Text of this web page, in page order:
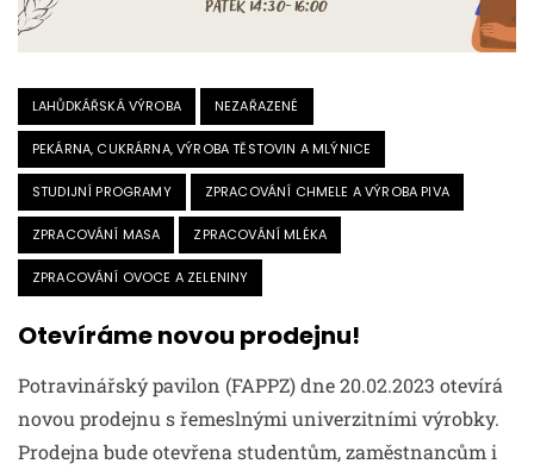
LAHŮDKÁŘSKÁ VÝROBA NEZAŘAZENÉ
PEKÁRNA, CUKRÁRNA, VÝROBA TĚSTOVIN A MLÝNICE
STUDIJNÍ PROGRAMY ZPRACOVÁNÍ CHMELE A VÝROBA PIVA
ZPRACOVÁNÍ MASA ZPRACOVÁNÍ MLÉKA
ZPRACOVÁNÍ OVOCE A ZELENINY
Otevíráme novou prodejnu!
Potravinářský pavilon (FAPPZ) dne 20.02.2023 otevírá
novou prodejnu s řemeslnými univerzitními výrobky.
Prodejna bude otevřena studentům, zaměstnancům i